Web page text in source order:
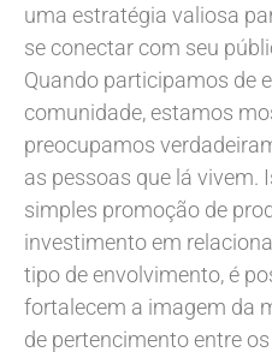
uma estratégia valiosa
se conectar com seu
Quando participamos de
comunidade, estamos
preocupamos
as pessoas que lá vivem.
simples promoção de
investimento em
tipo de envolvimento, é
fortalecem a imagem da
de pertencimento entre